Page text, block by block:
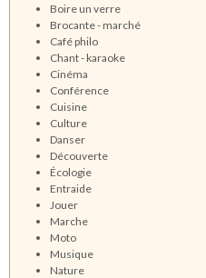
Boire un verre
Brocante - marché
Café philo
Chant - karaoke
Cinéma
Conférence
Cuisine
Culture
Danser
Découverte
Écologie
Entraide
Jouer
Marche
Moto
Musique
Nature